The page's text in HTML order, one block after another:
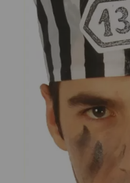
¡Adelante! Te